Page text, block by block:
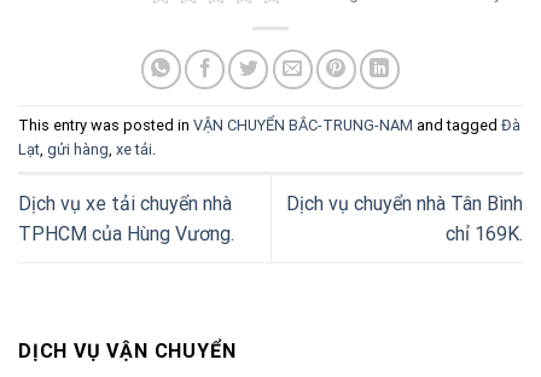
DỊCH VỤ VẬN CHUYỂN
This entry was posted in VẬN CHUYỂN BẮC-TRUNG-NAM and tagged Đà
Lạt, gửi hàng, xe tải.
Dịch vụ xe tải chuyển nhà
TPHCM của Hùng Vương.
Dịch vụ chuyển nhà Tân Bình
chỉ 169K.